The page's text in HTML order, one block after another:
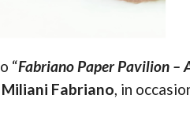
“Fabriano Paper Pavilion –
Fabriano, in